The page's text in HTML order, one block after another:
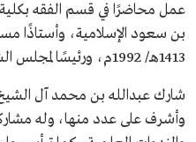
عمل محاضرًا في قسم الفقه
بن سعود الإسلامية، وأستاذًا
1413هـ/ 1992م، ورئيسًا لمجلس الشورى عام 1430هـ/2009م.
شارك عبدالله بن محمد آل
وأشرف على عدد منها، وله